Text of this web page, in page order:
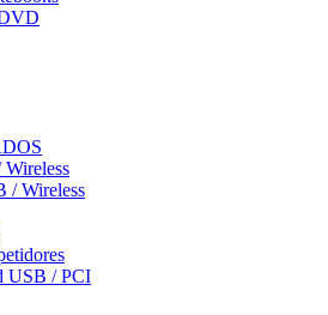
/ Wireless
USB / PCI